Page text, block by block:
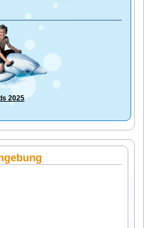
2025